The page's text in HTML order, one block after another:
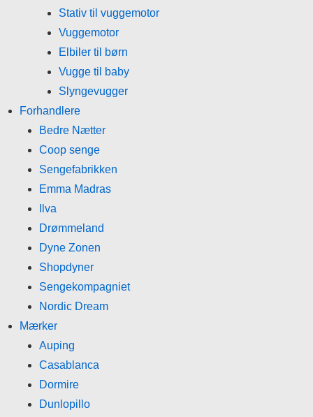
Stativ til vuggemotor
Vuggemotor
Elbiler til børn
Vugge til baby
Slyngevugger
Forhandlere
Bedre Nætter
Coop senge
Sengefabrikken
Emma Madras
Ilva
Drømmeland
Dyne Zonen
Shopdyner
Sengekompagniet
Nordic Dream
Mærker
Auping
Casablanca
Dormire
Dunlopillo